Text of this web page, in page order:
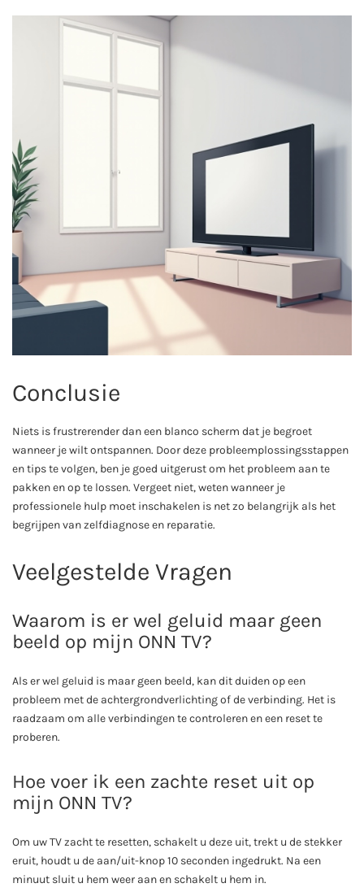
Conclusie
Niets is frustrerender dan een blanco scherm dat je begroet
wanneer je wilt ontspannen. Door deze probleemplossingsstappen
en tips te volgen, ben je goed uitgerust om het probleem aan te
pakken en op te lossen. Vergeet niet, weten wanneer je
professionele hulp moet inschakelen is net zo belangrijk als het
begrijpen van zelfdiagnose en reparatie.
Veelgestelde Vragen
Waarom is er wel geluid maar geen
beeld op mijn ONN TV?
Als er wel geluid is maar geen beeld, kan dit duiden op een
probleem met de achtergrondverlichting of de verbinding. Het is
raadzaam om alle verbindingen te controleren en een reset te
proberen.
Hoe voer ik een zachte reset uit op
mijn ONN TV?
Om uw TV zacht te resetten, schakelt u deze uit, trekt u de stekker
eruit, houdt u de aan/uit-knop 10 seconden ingedrukt. Na een
minuut sluit u hem weer aan en schakelt u hem in.